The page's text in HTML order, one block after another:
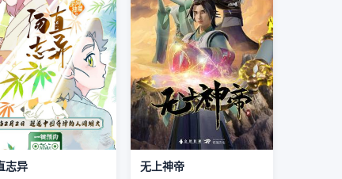
志异 无上神帝